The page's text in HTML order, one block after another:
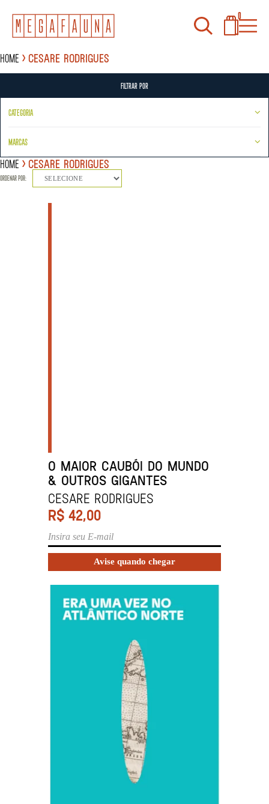
0
Home Cesare Rodrigues
FILTRAR POR
CATEGORIA
MARCAS
Home Cesare Rodrigues
ORDENAR POR: SELECIONE
O MAIOR CAUBÓI DO MUNDO
& OUTROS GIGANTES
Cesare Rodrigues
R$ 42,00